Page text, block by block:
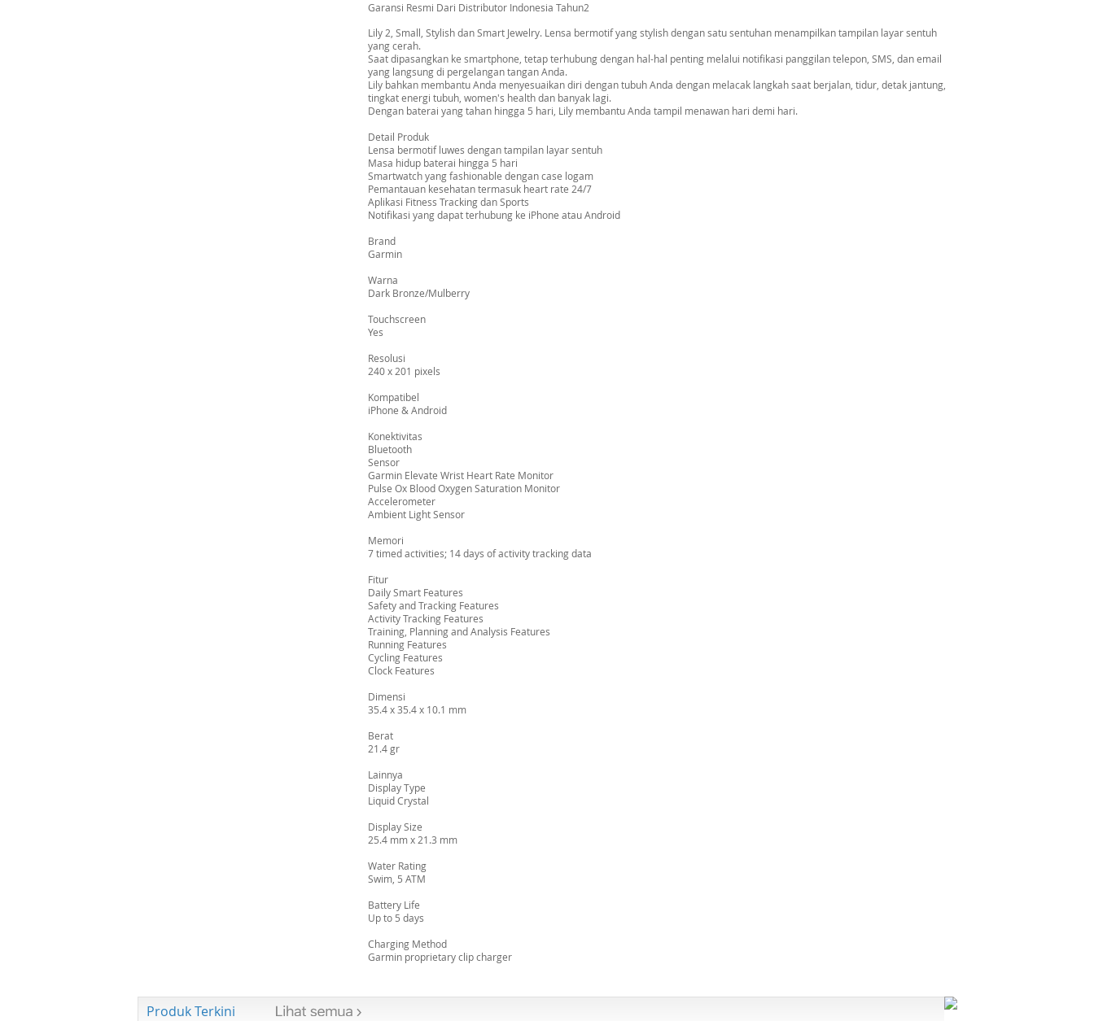
Garansi Resmi Dari Distributor Indonesia Tahun2
Lily 2, Small, Stylish dan Smart Jewelry. Lensa bermotif yang stylish dengan satu sentuhan menampilkan tampilan layar sentuh
yang cerah.
Saat dipasangkan ke smartphone, tetap terhubung dengan hal-hal penting melalui notifikasi panggilan telepon, SMS, dan email
yang langsung di pergelangan tangan Anda.
Lily bahkan membantu Anda menyesuaikan diri dengan tubuh Anda dengan melacak langkah saat berjalan, tidur, detak jantung,
tingkat energi tubuh, women's health dan banyak lagi.
Dengan baterai yang tahan hingga 5 hari, Lily membantu Anda tampil menawan hari demi hari.
Detail Produk
Lensa bermotif luwes dengan tampilan layar sentuh
Masa hidup baterai hingga 5 hari
Smartwatch yang fashionable dengan case logam
Pemantauan kesehatan termasuk heart rate 24/7
Aplikasi Fitness Tracking dan Sports
Notifikasi yang dapat terhubung ke iPhone atau Android
Brand
Garmin
Warna
Dark Bronze/Mulberry
Touchscreen
Yes
Resolusi
240 x 201 pixels
Kompatibel
iPhone & Android
Konektivitas
Bluetooth
Sensor
Garmin Elevate Wrist Heart Rate Monitor
Pulse Ox Blood Oxygen Saturation Monitor
Accelerometer
Ambient Light Sensor
Memori
7 timed activities; 14 days of activity tracking data
Fitur
Daily Smart Features
Safety and Tracking Features
Activity Tracking Features
Training, Planning and Analysis Features
Running Features
Cycling Features
Clock Features
Dimensi
35.4 x 35.4 x 10.1 mm
Berat
21.4 gr
Lainnya
Display Type
Liquid Crystal
Display Size
25.4 mm x 21.3 mm
Water Rating
Swim, 5 ATM
Battery Life
Up to 5 days
Charging Method
Garmin proprietary clip charger
Produk Terkini